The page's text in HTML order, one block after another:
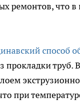
ремонтов, что в
способ
прокладки труб.
при